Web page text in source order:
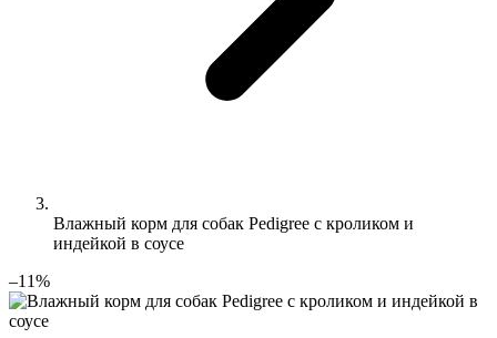
Влажный корм для собак Pedigree с кроликом и
индейкой в соусе
–11%